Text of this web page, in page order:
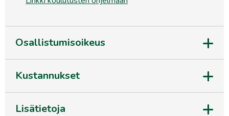
Osallistumisoikeus
Kustannukset
Lisätietoja